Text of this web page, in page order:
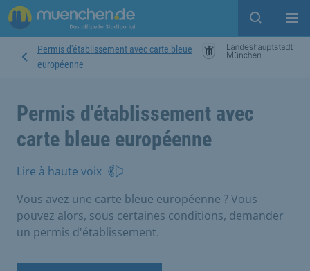
Open
Permis d'établissement avec carte bleue
européenne
Permis d'établissement avec
carte bleue européenne
Lire à haute voix
Vous avez une carte bleue européenne ? Vous
pouvez alors, sous certaines conditions, demander
un permis d'établissement.